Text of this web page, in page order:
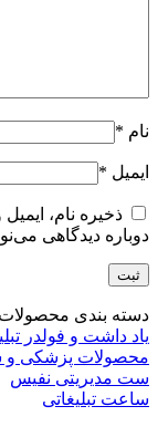
نام *
ایمیل *
ذخیره نام،
دوباره دیدگاهی
دسته بندی محصولات
یاد داشت و فولدر
محصولات پزشکی و
ست مدیریتی نفیس
ساعت تبلیغاتی